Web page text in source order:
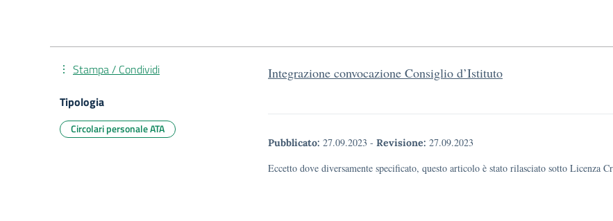
Integrazione convocazione Consiglio d’Istituto
Pubblicato: 27.09.2023 - Revisione: 27.09.2023
Eccetto dove diversamente specificato, questo articolo è stato rilasciato sotto Licenza
Stampa / Condividi
Tipologia
Circolari personale ATA